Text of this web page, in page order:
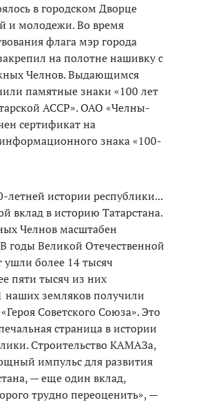
в городском Дворце
и молодежи. Во время
флага мэр города
на полотне нашивку с
Челнов. Выдающимся
памятные знаки «100 лет
АССР». ОАО «Челны-
сертификат на
знака «100-
летней истории республики...
вклад в историю Татарстана.
Челнов масштабен
годы Великой Отечественной
более 14 тысяч
пяти тысяч из них
наших земляков получили
Советского Союза». Это
страница в истории
Строительство КАМАЗа,
импульс для развития
— еще один вклад,
трудно переоценить», —